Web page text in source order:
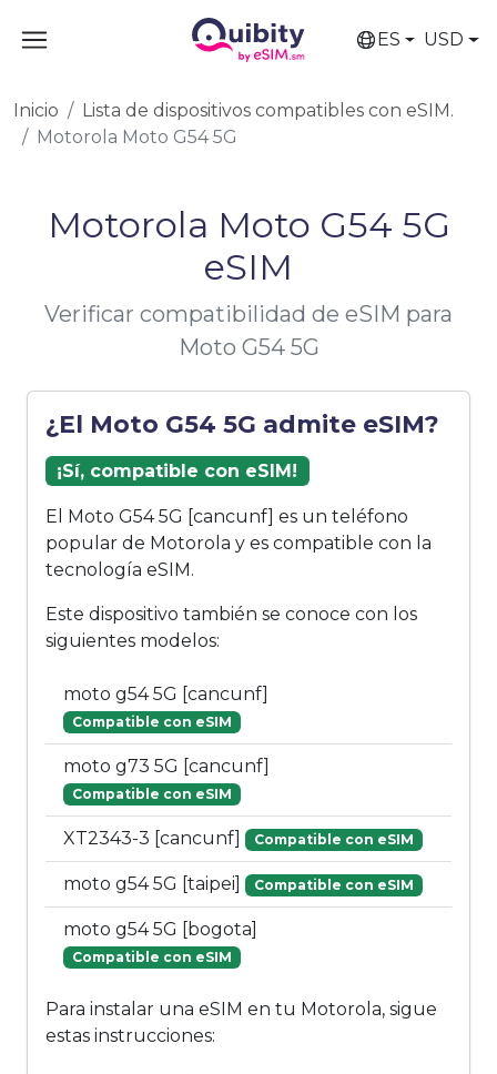
ES USD
Inicio
Lista de dispositivos compatibles con eSIM.
Motorola Moto G54 5G
Motorola Moto G54 5G
eSIM
Verificar compatibilidad de eSIM para
Moto G54 5G
¿El Moto G54 5G admite eSIM?
¡Sí, compatible con eSIM!
El Moto G54 5G [cancunf] es un teléfono
popular de Motorola y es compatible con la
tecnología eSIM.
Este dispositivo también se conoce con los
siguientes modelos:
moto g54 5G [cancunf]
Compatible con eSIM
moto g73 5G [cancunf]
Compatible con eSIM
XT2343-3 [cancunf] Compatible con eSIM
moto g54 5G [taipei] Compatible con eSIM
moto g54 5G [bogota]
Compatible con eSIM
Para instalar una eSIM en tu Motorola, sigue
estas instrucciones: